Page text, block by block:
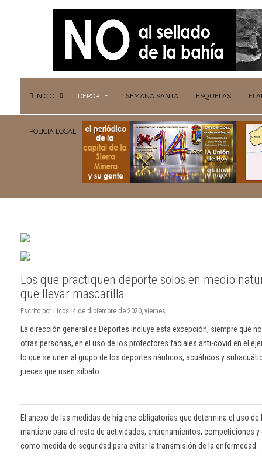
INICIO DEPORTE SEMANA SANTA ESQUELAS
POLICIA LOCAL TV
Los que practiquen deporte solos en medio
que llevar mascarilla
Escrito por Licos. 4 de diciembre de 2020, viernes.
La dirección general de Deportes incluye esta excepción, siempre que
otras personas, en el uso de los protectores faciales anti-covid en el
lo que se unen al grupo de los deportes náuticos, acuáticos y
jueces que usen silbato.
El anexo de las medidas de higiene obligatorias que determina el uso
mantiene para el resto de actividades, entrenamientos, competiciones
como medida de seguridad para evitar la transmisión de la enfermedad.